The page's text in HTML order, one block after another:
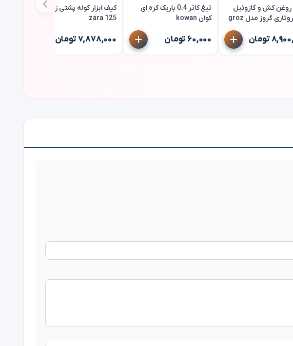
کش و گازوئیل
کش روتاری گروز مدل groz
تومان
تیغ کاتر 0.4 باریک کره ای
کوان kowan
۶۰,۰۰۰ تومان
کیف ابزار کوله پشتی زارا مدل
125 zara
۷,۸۷۸,۰۰۰ تومان